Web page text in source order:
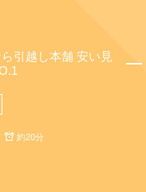
引越し本舗 安い見
約20分